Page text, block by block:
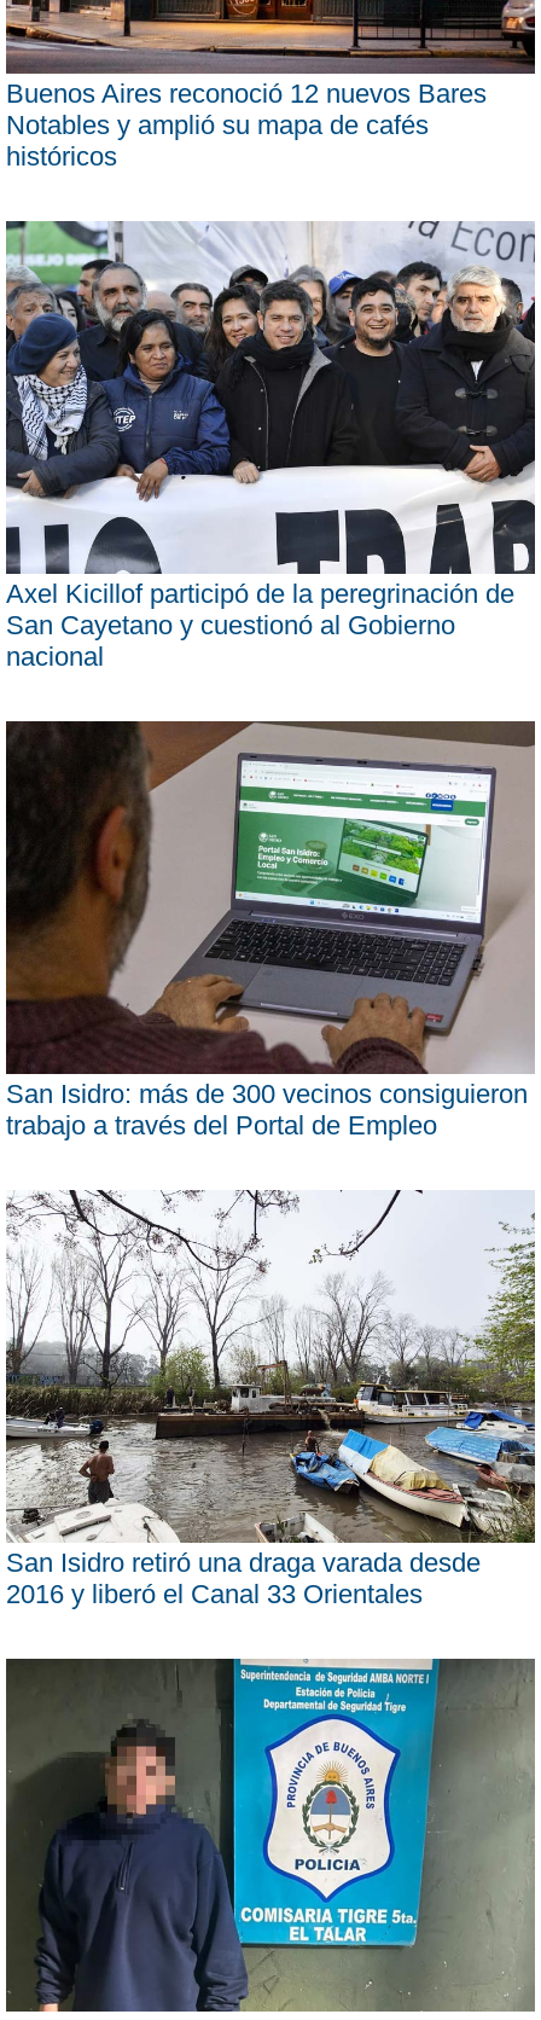
Buenos Aires reconoció 12 nuevos Bares
Notables y amplió su mapa de cafés
históricos
Axel Kicillof participó de la peregrinación de
San Cayetano y cuestionó al Gobierno
nacional
San Isidro: más de 300 vecinos consiguieron
trabajo a través del Portal de Empleo
San Isidro retiró una draga varada desde
2016 y liberó el Canal 33 Orientales